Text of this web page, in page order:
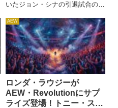
いたジョン・シナの引退試合の相
が及んでいます。一回戦で中邑真
輔を倒した彼は、二回戦でLAナ
イトと対戦予定でした。しかし、
彼の欠場により代替選手が...
AEW
ロンダ・ラウジーが
AEW・Revolutionにサプ
ライズ登場！トニー・スト